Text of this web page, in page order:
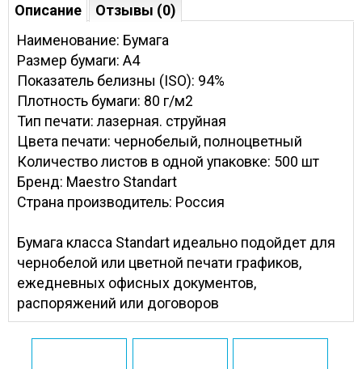
Описание
Отзывы (0)
Наименование: Бумага
Размер бумаги: А4
Показатель белизны (ISO): 94%
Плотность бумаги: 80 г/м2
Тип печати: лазерная. струйная
Цвета печати: чернобелый, полноцветный
Количество листов в одной упаковке: 500 шт
Бренд: Maestro Standart
Страна производитель: Россия
Бумага класса Standart идеально подойдет для
чернобелой или цветной печати графиков,
ежедневных офисных документов,
распоряжений или договоров